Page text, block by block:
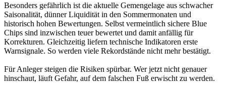
Besonders gefährlich ist die aktuelle Gemengelage aus schwacher
Saisonalität, dünner Liquidität in den Sommermonaten und
historisch hohen Bewertungen. Selbst vermeintlich sichere Blue
Chips sind inzwischen teuer bewertet und damit anfällig für
Korrekturen. Gleichzeitig liefern technische Indikatoren erste
Warnsignale. So werden viele Rekordstände nicht mehr bestätigt.
Für Anleger steigen die Risiken spürbar. Wer jetzt nicht genauer
hinschaut, läuft Gefahr, auf dem falschen Fuß erwischt zu werden.